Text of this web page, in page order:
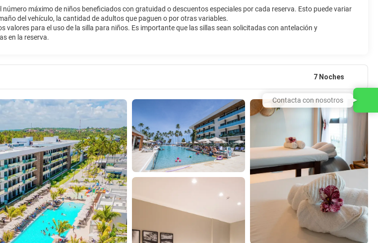
número máximo de niños beneficiados con gratuidad o descuentos especiales por cada reserva. Esto puede variar
del vehículo, la cantidad de adultos que paguen o por otras variables.
valores para el uso de la silla para niños. Es importante que las sillas sean solicitadas con antelación y
en la reserva.
7 Noches
Contacta con nosotros